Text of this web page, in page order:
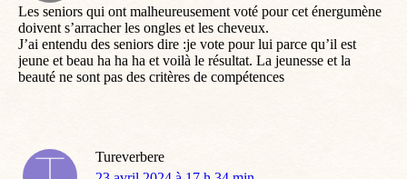
Les seniors qui ont malheureusement voté pour cet énergumène
doivent s’arracher les ongles et les cheveux.
J’ai entendu des seniors dire :je vote pour lui parce qu’il est
jeune et beau ha ha ha et voilà le résultat. La jeunesse et la
beauté ne sont pas des critères de compétences
Tureverbere